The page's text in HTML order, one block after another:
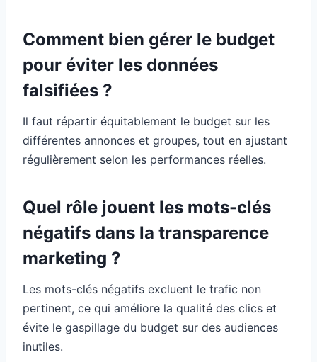
Comment bien gérer le budget
pour éviter les données
falsifiées ?
Il faut répartir équitablement le budget sur les
différentes annonces et groupes, tout en ajustant
régulièrement selon les performances réelles.
Quel rôle jouent les mots-clés
négatifs dans la transparence
marketing ?
Les mots-clés négatifs excluent le trafic non
pertinent, ce qui améliore la qualité des clics et
évite le gaspillage du budget sur des audiences
inutiles.